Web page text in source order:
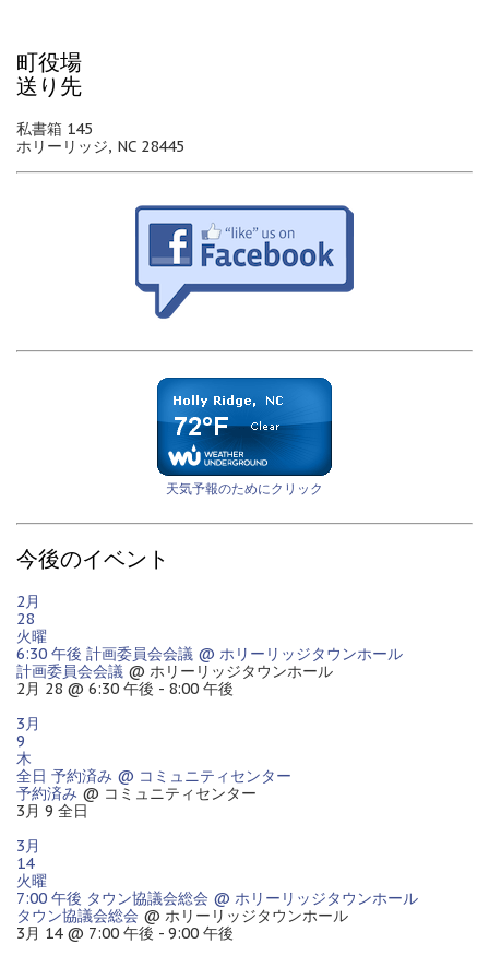
町役場
送り先
私書箱 145
ホリーリッジ, NC 28445
天気予報のためにクリック
今後のイベント
2月
28
火曜
6:30 午後計画委員会会議 @ ホリーリッジタウンホール
計画委員会会議 @ ホリーリッジタウンホール
2月 28 @ 6:30 午後 - 8:00 午後
3月
9
木
全日予約済み @ コミュニティセンター
予約済み @ コミュニティセンター
3月 9全日
3月
14
火曜
7:00 午後 タウン協議会総会 @ ホリーリッジタウンホール
タウン協議会総会 @ ホリーリッジタウンホール
3月 14 @ 7:00 午後 - 9:00 午後